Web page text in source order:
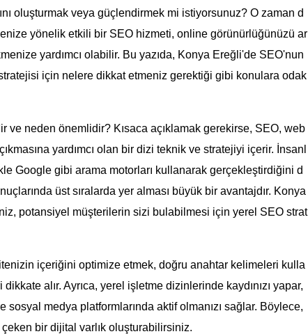
oluşturmak veya güçlendirmek mi istiyorsunuz? O zaman d
yönelik etkili bir SEO hizmeti, online görünürlüğünüzü ar
yardımcı olabilir. Bu yazıda, Konya Ereğli'de SEO'nun
stratejisi için nelere dikkat etmeniz gerektiği gibi konulara odak
ve neden önemlidir? Kısaca açıklamak gerekirse, SEO, web
yardımcı olan bir dizi teknik ve stratejiyi içerir. İnsanl
Google gibi arama motorları kullanarak gerçekleştirdiğini d
üst sıralarda yer alması büyük bir avantajdır. Konya
potansiyel müşterilerin sizi bulabilmesi için yerel SEO strat
içeriğini optimize etmek, doğru anahtar kelimeleri kulla
alır. Ayrıca, yerel işletme dizinlerinde kaydınızı yapar,
sosyal medya platformlarında aktif olmanızı sağlar. Böylece,
bir dijital varlık oluşturabilirsiniz.